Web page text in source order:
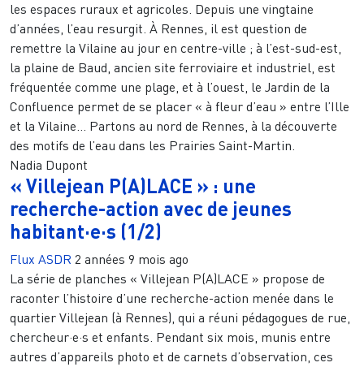
les espaces ruraux et agricoles. Depuis une vingtaine
d’années, l’eau resurgit. À Rennes, il est question de
remettre la Vilaine au jour en centre-ville ; à l’est-sud-est,
la plaine de Baud, ancien site ferroviaire et industriel, est
fréquentée comme une plage, et à l’ouest, le Jardin de la
Confluence permet de se placer « à fleur d’eau » entre l’Ille
et la Vilaine… Partons au nord de Rennes, à la découverte
des motifs de l’eau dans les Prairies Saint-Martin.
Nadia Dupont
« Villejean P(A)LACE » : une
recherche-action avec de jeunes
habitant·e·s (1/2)
Flux ASDR 2 années 9 mois ago
La série de planches « Villejean P(A)LACE » propose de
raconter l’histoire d’une recherche-action menée dans le
quartier Villejean (à Rennes), qui a réuni pédagogues de rue,
chercheur·e·s et enfants. Pendant six mois, munis entre
autres d’appareils photo et de carnets d’observation, ces